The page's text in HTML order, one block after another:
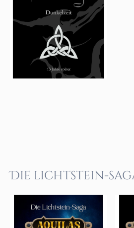
Die lichtstein-